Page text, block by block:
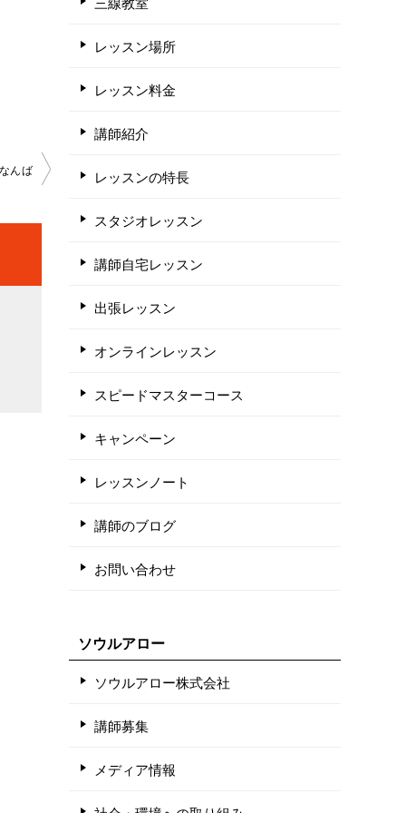
んば
レッスン場所
レッスン料金
講師紹介
レッスンの特長
スタジオレッスン
講師自宅レッスン
出張レッスン
オンラインレッスン
スピードマスターコース
キャンペーン
レッスンノート
講師のブログ
お問い合わせ
ソウルアロー
ソウルアロー株式会社
講師募集
メディア情報